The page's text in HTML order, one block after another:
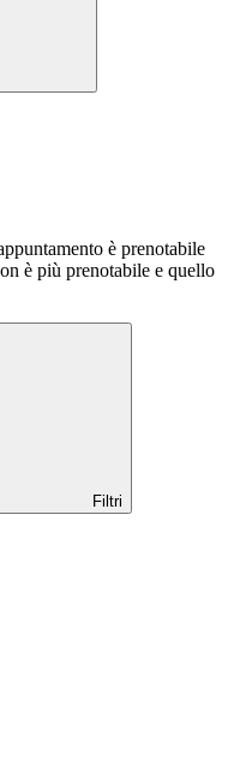
è prenotabile
è più prenotabile e quello
Filtri